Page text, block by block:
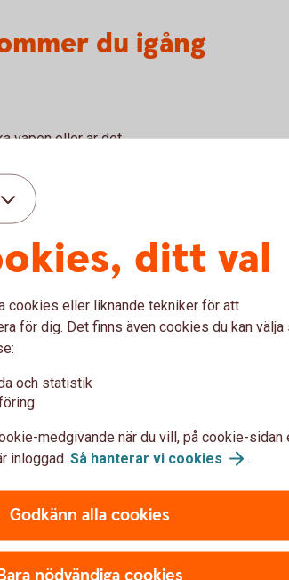
du igång
vapen eller är det
strategier på olika sätt:
hållbara lösningar,
kol- och oljeindustrin.
verksamhet.
en fond hållbar av EU:s
undvika negativa
ditt val
cookies eller liknande tekniker för att
för dig. Det finns även cookies du kan välja
och statistik
medgivande när du vill, på cookie-sidan
inloggad. Så hanterar vi cookies .
Godkänn alla cookies